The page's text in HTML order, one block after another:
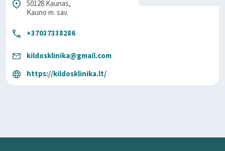
50128 Kaunas,
Kauno m. sav.
+37037338286
kildosklinika@gmail.com
https://kildosklinika.lt/